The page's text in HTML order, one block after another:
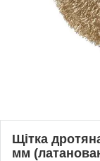
Щітка
мм